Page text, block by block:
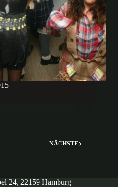
NÄCHSTE
24, 22159 Hamburg